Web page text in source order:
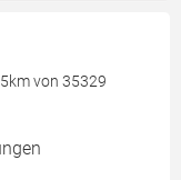
von 35329